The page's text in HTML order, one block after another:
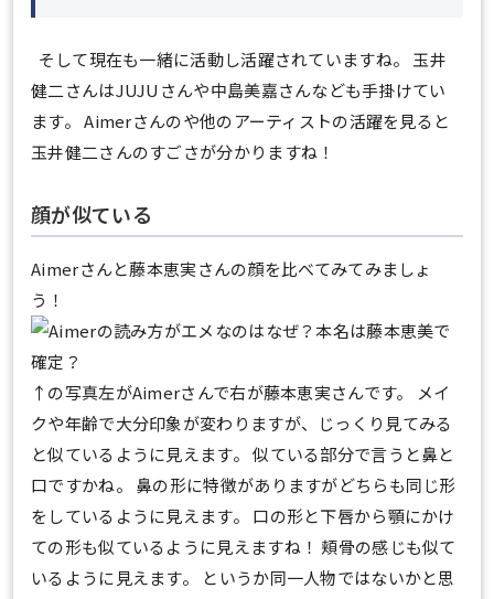
そして現在も一緒に活動し活躍されていますね。 玉井
健二さんはJUJUさんや中島美嘉さんなども手掛けてい
ます。 Aimerさんのや他のアーティストの活躍を見ると
玉井健二さんのすごさが分かりますね！
顔が似ている
Aimerさんと藤本恵実さんの顔を比べてみてみましょ
う！
↑の写真左がAimerさんで右が藤本恵実さんです。 メイ
クや年齢で大分印象が変わりますが、じっくり見てみる
と似ているように見えます。 似ている部分で言うと鼻と
口ですかね。 鼻の形に特徴がありますがどちらも同じ形
をしているように見えます。 口の形と下唇から顎にかけ
ての形も似ているように見えますね！ 頬骨の感じも似て
いるように見えます。 というか同一人物ではないかと思